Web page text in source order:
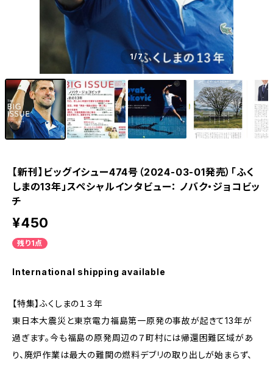
1/7
【新刊】ビッグイシュー474号（2024-03-01発売）「ふく
しまの13年」スペシャルインタビュー： ノバク・ジョコビッ
チ
¥450
残り1点
International shipping available
【特集】ふくしまの１３年
東日本大震災と東京電力福島第一原発の事故が起きて13年が
過ぎます。今も福島の原発周辺の７町村には帰還困難区域があ
り、廃炉作業は最大の難関の燃料デブリの取り出しが始まらず、